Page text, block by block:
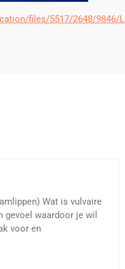
files/5517/2648/9846/
Wat is vulvaire
gevoel waardoor je wil
voor en